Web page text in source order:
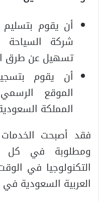
أن يقوم بتسليم
شركة السياحة
تسهيل عن طرق
أن يقوم
الموقع
المملكة
فقد أصبحت الخدمات
ومطلوبة في كل
التكنولوجيا في
العربية السعودية